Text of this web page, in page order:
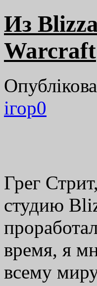
Из
Warcraft
ігор0
Грег
студию
время, я
всему